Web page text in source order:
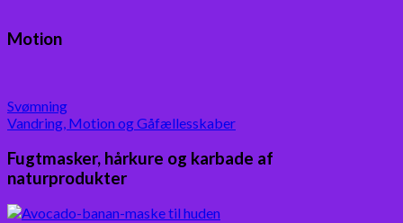
Motion
Svømning
Vandring, Motion og Gåfællesskaber
Fugtmasker, hårkure og karbade af
naturprodukter